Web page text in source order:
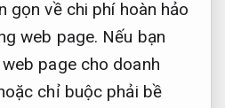
gọn về chi phí hoàn hảo
web page. Nếu bạn
page cho doanh
chỉ buộc phải bề